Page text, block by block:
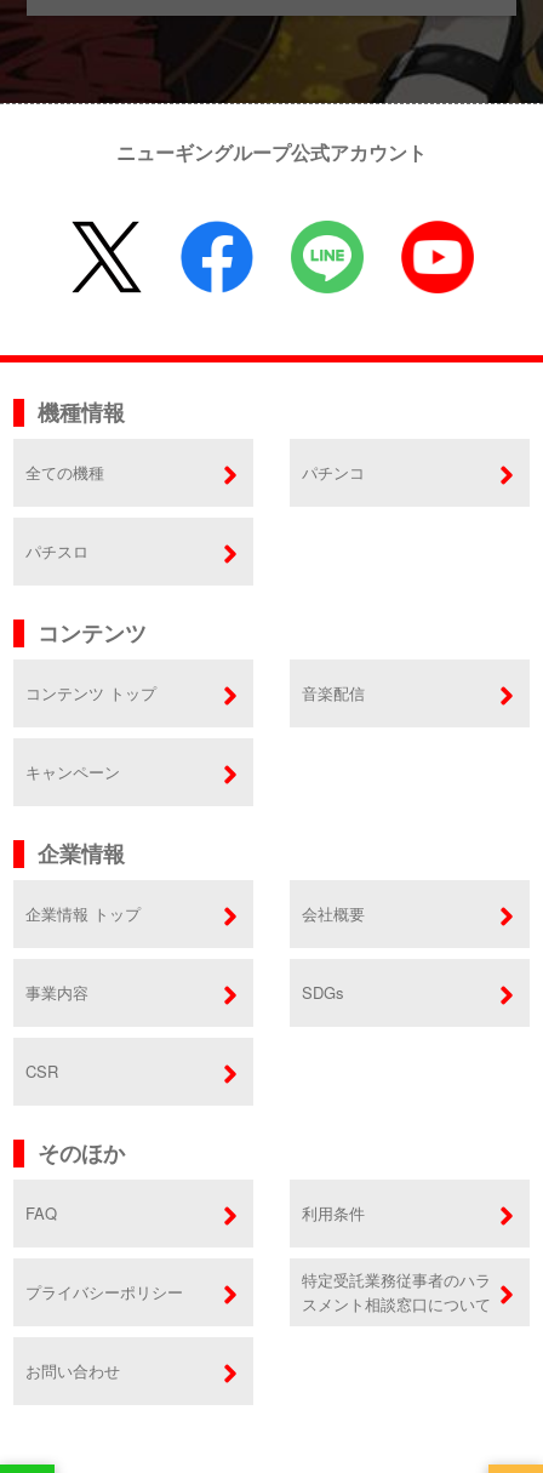
ニューギングループ公式アカウント
機種情報
全ての機種 パチンコ
パチスロ
コンテンツ
コンテンツ トップ 音楽配信
キャンペーン
企業情報
企業情報 トップ 会社概要
事業内容 SDGs
CSR
そのほか
FAQ 利用条件
プライバシーポリシー
特定受託業務従事者のハラ
スメント相談窓口について
お問い合わせ